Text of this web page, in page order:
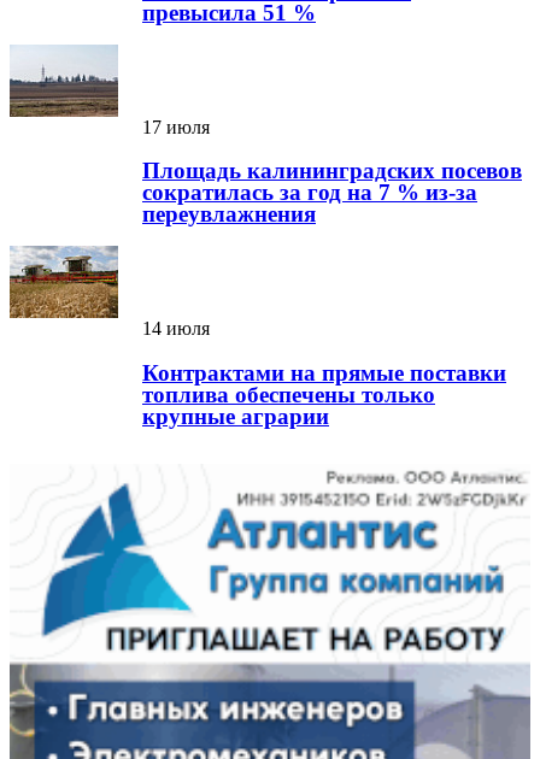
превысила 51 %
17 июля
Площадь калининградских посевов
сократилась за год на 7 % из-за
переувлажнения
14 июля
Контрактами на прямые поставки
топлива обеспечены только
крупные аграрии